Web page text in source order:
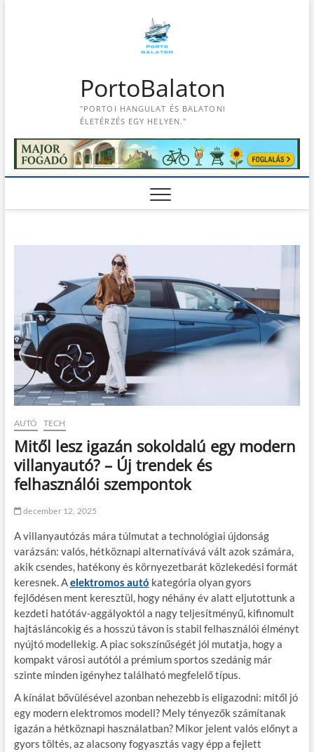
n
PortoBalaton
"PORTOI HANGULAT ÉS BALATONI
ÉLETÉRZÉS EGY HELYEN."
AUTÓ TECH
Mitől lesz igazán sokoldalú egy modern
villanyautó? – Új trendek és
felhasználói szempontok
december 12, 2025
A villanyautózás mára túlmutat a technológiai újdonság
varázsán: valós, hétköznapi alternatívává vált azok számára,
akik csendes, hatékony és környezetbarát közlekedési formát
keresnek. Aelektromos autó kategória olyan gyors
fejlődésen ment keresztül, hogy néhány év alatt eljutottunk a
kezdeti hatótáv-aggályoktól a nagy teljesítményű, kifinomult
hajtásláncokig és a hosszú távon is stabil felhasználói élményt
nyújtó modellekig. A piac sokszínűségét jól mutatja, hogy a
kompakt városi autótól a prémium sportos szedánig már
szinte minden igényhez található megfelelő típus.
A kínálat bővülésével azonban nehezebb is eligazodni: mitől jó
egy modern elektromos modell? Mely tényezők számítanak
igazán a hétköznapi használatban? Mikor jelent valós előnyt a
gyors töltés, az alacsony fogyasztás vagy épp a fejlett